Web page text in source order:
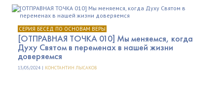
СЕРИЯ БЕСЕД ПО ОСНОВАМ ВЕРЫ
[ОТПРАВНАЯ ТОЧКА 010] Мы меняемся, когда
Духу Святом в переменах в нашей жизни
доверяемся
13/05/2024 | КОНСТАНТИН ЛЫСАКОВ